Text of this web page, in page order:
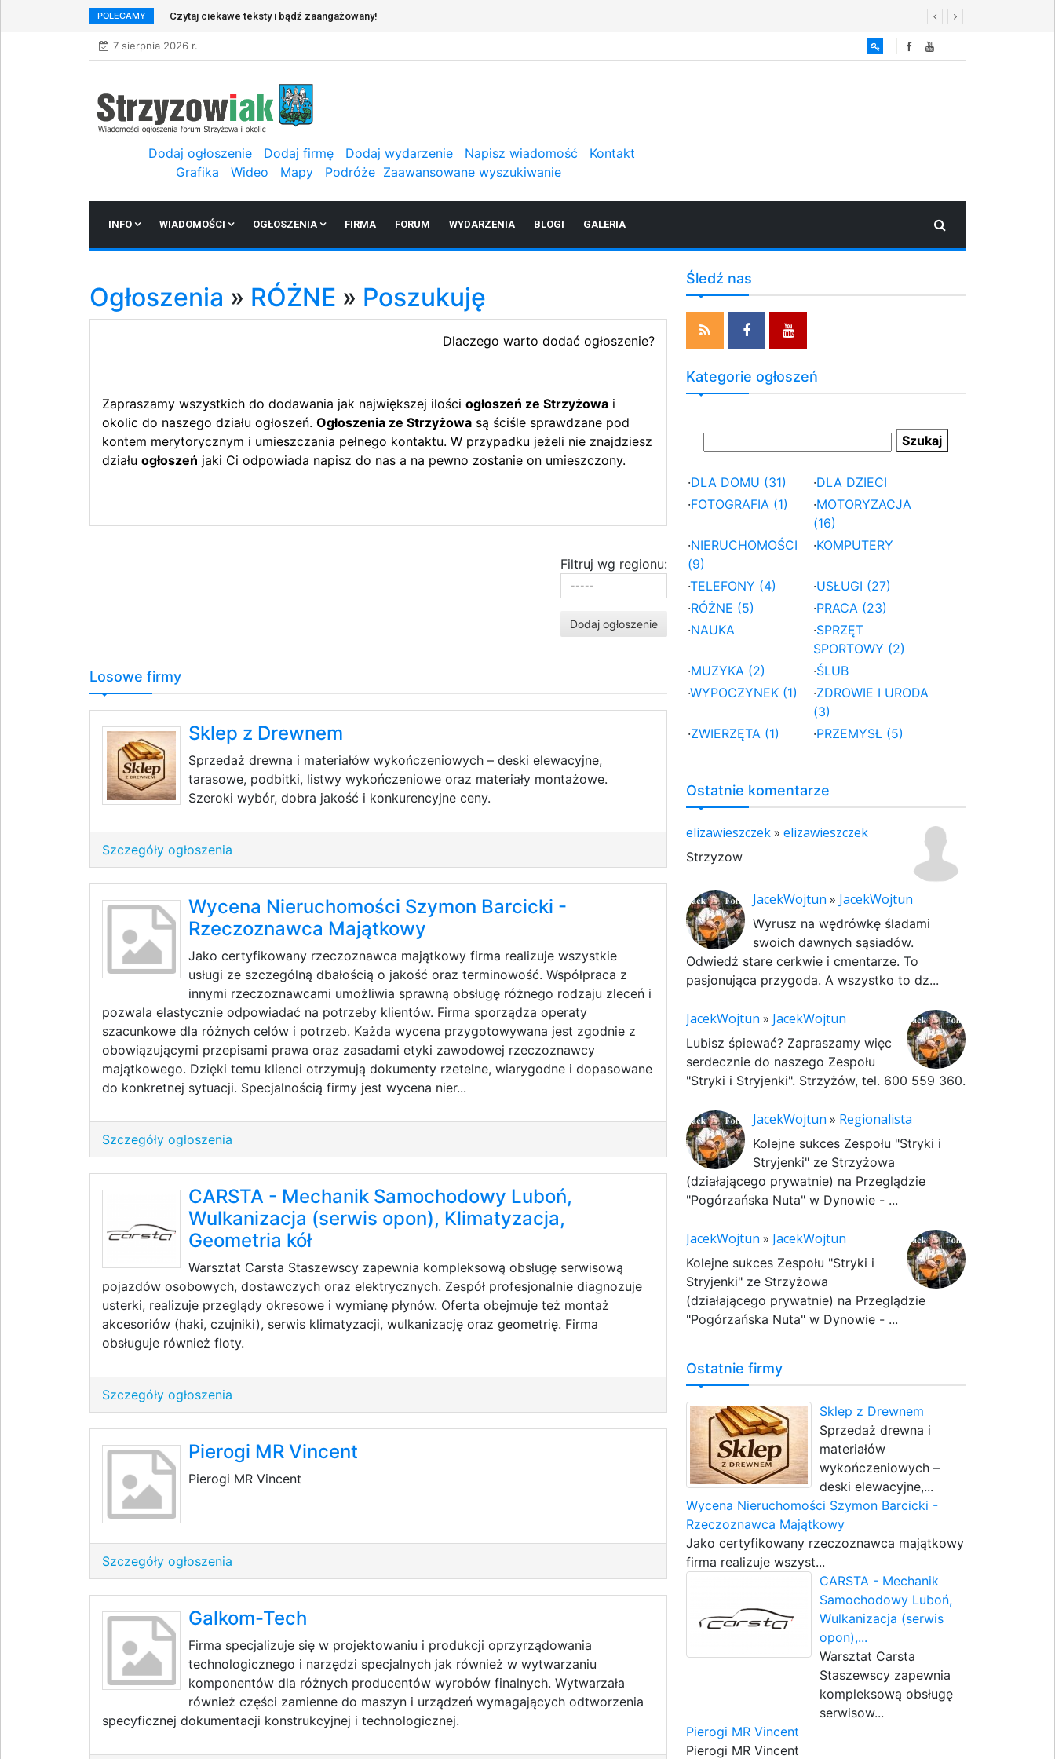
POLECAMY Czytaj ciekawe teksty i bądź zaangażowany!
7 sierpnia 2026 r.
Dodaj ogłoszenie Dodaj firmę Dodaj wydarzenie Napisz wiadomość
Kontakt
Grafika
Wideo Mapy Podróże Zaawansowane wyszukiwanie
INFO WIADOMOŚCI OGŁOSZENIA FIRMA FORUM WYDARZENIA BLOGI GALERIA
Ogłoszenia » RÓŻNE » Poszukuję
Dlaczego warto dodać ogłoszenie?
Zapraszamy wszystkich do dodawania jak największej ilości ogłoszeń ze Strzyżowa i
okolic do naszego działu ogłoszeń. Ogłoszenia ze Strzyżowa są ściśle sprawdzane pod
kontem merytorycznym i umieszczania pełnego kontaktu. W przypadku jeżeli nie znajdziesz
działu ogłoszeń jaki Ci odpowiada napisz do nas a na pewno zostanie on umieszczony.
Filtruj wg regionu:
Dodaj ogłoszenie
Losowe firmy
Sklep z Drewnem
Sprzedaż drewna i materiałów wykończeniowych – deski elewacyjne,
tarasowe, podbitki, listwy wykończeniowe oraz materiały montażowe.
Szeroki wybór, dobra jakość i konkurencyjne ceny.
Szczegóły ogłoszenia
Wycena Nieruchomości Szymon Barcicki -
Rzeczoznawca Majątkowy
Jako certyfikowany rzeczoznawca majątkowy firma realizuje wszystkie
usługi ze szczególną dbałością o jakość oraz terminowość. Współpraca z
innymi rzeczoznawcami umożliwia sprawną obsługę różnego rodzaju zleceń i
pozwala elastycznie odpowiadać na potrzeby klientów. Firma sporządza operaty
szacunkowe dla różnych celów i potrzeb. Każda wycena przygotowywana jest zgodnie z
obowiązującymi przepisami prawa oraz zasadami etyki zawodowej rzeczoznawcy
majątkowego. Dzięki temu klienci otrzymują dokumenty rzetelne, wiarygodne i dopasowane
do konkretnej sytuacji. Specjalnością firmy jest wycena nier...
Szczegóły ogłoszenia
CARSTA - Mechanik Samochodowy Luboń,
Wulkanizacja (serwis opon), Klimatyzacja,
Geometria kół
Warsztat Carsta Staszewscy zapewnia kompleksową obsługę serwisową
pojazdów osobowych, dostawczych oraz elektrycznych. Zespół profesjonalnie diagnozuje
usterki, realizuje przeglądy okresowe i wymianę płynów. Oferta obejmuje też montaż
akcesoriów (haki, czujniki), serwis klimatyzacji, wulkanizację oraz geometrię. Firma
obsługuje również floty.
Szczegóły ogłoszenia
Pierogi MR Vincent
Pierogi MR Vincent
Szczegóły ogłoszenia
Galkom-Tech
Firma specjalizuje się w projektowaniu i produkcji oprzyrządowania
technologicznego i narzędzi specjalnych jak również w wytwarzaniu
komponentów dla różnych producentów wyrobów finalnych. Wytwarzała
również części zamienne do maszyn i urządzeń wymagających odtworzenia
specyficznej dokumentacji konstrukcyjnej i technologicznej.
Śledź nas
Kategorie ogłoszeń
·DLA DOMU (31) ·DLA DZIECI
·FOTOGRAFIA (1) ·MOTORYZACJA
(16)
·NIERUCHOMOŚCI
(9)
·KOMPUTERY
·TELEFONY (4) ·USŁUGI (27)
·RÓŻNE (5) ·PRACA (23)
·NAUKA ·SPRZĘT
SPORTOWY (2)
·MUZYKA (2) ·ŚLUB
·WYPOCZYNEK (1) ·ZDROWIE I URODA
(3)
·ZWIERZĘTA (1) ·PRZEMYSŁ (5)
Ostatnie komentarze
elizawieszczek» elizawieszczek
Strzyzow
JacekWojtun » JacekWojtun
Wyrusz na wędrówkę śladami
swoich dawnych sąsiadów.
Odwiedź stare cerkwie i cmentarze. To
pasjonująca przygoda. A wszystko to dz...
JacekWojtun » JacekWojtun
Lubisz śpiewać? Zapraszamy więc
serdecznie do naszego Zespołu
"Stryki i Stryjenki". Strzyżów, tel. 600 559 360.
JacekWojtun » Regionalista
Kolejne sukces Zespołu "Stryki i
Stryjenki" ze Strzyżowa
(działającego prywatnie) na Przeglądzie
"Pogórzańska Nuta" w Dynowie - ...
JacekWojtun » JacekWojtun
Kolejne sukces Zespołu "Stryki i
Stryjenki" ze Strzyżowa
(działającego prywatnie) na Przeglądzie
"Pogórzańska Nuta" w Dynowie - ...
Ostatnie firmy
Sklep z Drewnem
Sprzedaż drewna i
materiałów
wykończeniowych –
deski elewacyjne,...
Wycena Nieruchomości Szymon Barcicki -
Rzeczoznawca Majątkowy
Jako certyfikowany rzeczoznawca majątkowy
firma realizuje wszyst...
CARSTA - Mechanik
Samochodowy Luboń,
Wulkanizacja (serwis
opon),...
Warsztat Carsta
Staszewscy zapewnia
kompleksową obsługę
serwisow...
Pierogi MR Vincent
Pierogi MR Vincent